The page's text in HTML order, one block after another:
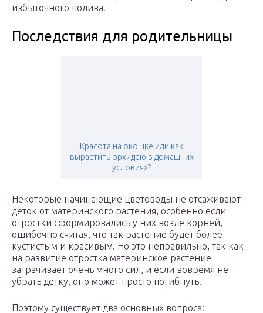
избыточного полива.
Последствия для родительницы
Красота на окошке или как
вырастить орхидею в домашних
условиях?
Некоторые начинающие цветоводы не отсаживают
деток от материнского растения, особенно если
отростки сформировались у них возле корней,
ошибочно считая, что так растение будет более
кустистым и красивым. Но это неправильно, так как
на развитие отростка материнское растение
затрачивает очень много сил, и если вовремя не
убрать детку, оно может просто погибнуть.
Поэтому существует два основных вопроса: